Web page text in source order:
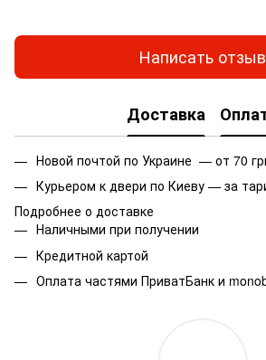
Написать отзыв
Доставка
Новой почтой по Украине — от 70
Курьером к двери по Киеву — за
Подробнее о доставке
Наличными при получении
Кредитной картой
Оплата частями ПриватБанк и